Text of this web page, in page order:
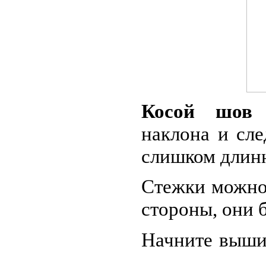
Косой шов
наклона и
слишком
Стежки
стороны, они
Начните